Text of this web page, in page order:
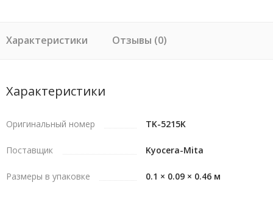
Характеристики Отзывы (0)
Характеристики
Оригинальный номер TK-5215K
Поставщик Kyocera-Mita
Размеры в упаковке 0.1 × 0.09 × 0.46 м